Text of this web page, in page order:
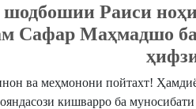
Раиси
Сафар Маҳмадшо
ва меҳмонони пойтахт!
кишварро ба